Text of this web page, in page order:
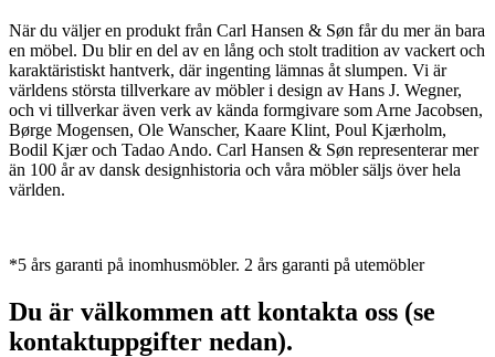
När du väljer en produkt från Carl Hansen & Søn får du mer än bara
en möbel. Du blir en del av en lång och stolt tradition av vackert och
karaktäristiskt hantverk, där ingenting lämnas åt slumpen. Vi är
världens största tillverkare av möbler i design av Hans J. Wegner,
och vi tillverkar även verk av kända formgivare som Arne Jacobsen,
Børge Mogensen, Ole Wanscher, Kaare Klint, Poul Kjærholm,
Bodil Kjær och Tadao Ando. Carl Hansen & Søn representerar mer
än 100 år av dansk designhistoria och våra möbler säljs över hela
världen.
*5 års garanti på inomhusmöbler. 2 års garanti på utemöbler
Du är välkommen att kontakta oss (se
kontaktuppgifter nedan).